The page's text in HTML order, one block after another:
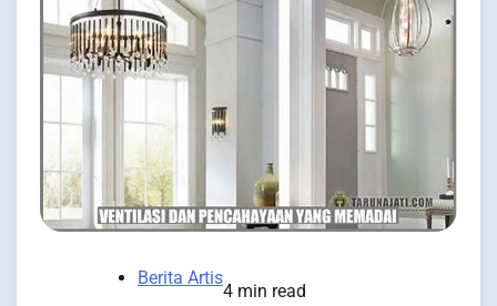
Berita Artis
4 min read